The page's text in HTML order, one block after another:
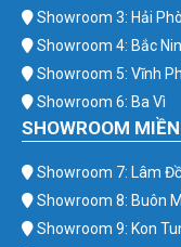
Showroom 3: Hải
Showroom 4: Bắc
Showroom 5: Vĩnh
Showroom 6: Ba Vì
SHOWROOM
Showroom 7: Lâm
Showroom 8: Buôn
Showroom 9: Kon